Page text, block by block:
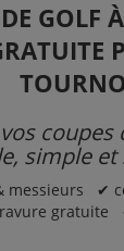
GOLF
coupes
simple et
messieurs ✔
gratuite